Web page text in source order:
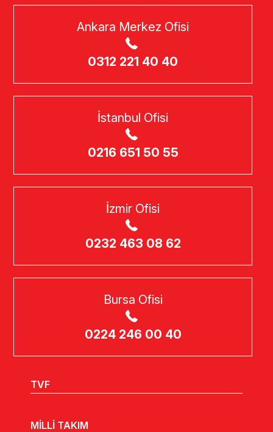
Ankara Merkez Ofisi
0312 221 40 40
İstanbul Ofisi
0216 651 50 55
İzmir Ofisi
0232 463 08 62
Bursa Ofisi
0224 246 00 40
TVF
MİLLİ TAKIM